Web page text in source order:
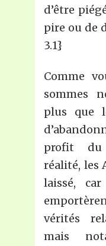
d’être
pire ou de
3.1}
Comme
sommes
plus que
profit du
réalité, les
laissé,
vérités
mais